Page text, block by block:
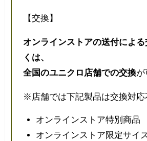
【交換】
オンラインストアの送付によ
くは、
全国のユニクロ店舗での交換が
※店舗では下記製品は交換対応
オンラインストア特別商品
オンラインストア限定サイ